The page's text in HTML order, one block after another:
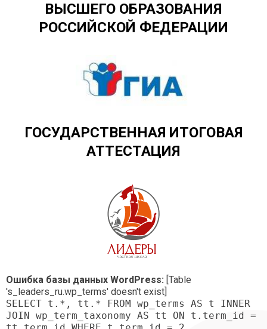
ВЫСШЕГО ОБРАЗОВАНИЯ
РОССИЙСКОЙ ФЕДЕРАЦИИ
ГОСУДАРСТВЕННАЯ ИТОГОВАЯ
АТТЕСТАЦИЯ
Лидеры
Частная школа
Ошибка базы данных WordPress: [Table
's_leaders_ru.wp_terms' doesn't exist]
SELECT t.*, tt.* FROM wp_terms AS t INNER
JOIN wp_term_taxonomy AS tt ON t.term_id =